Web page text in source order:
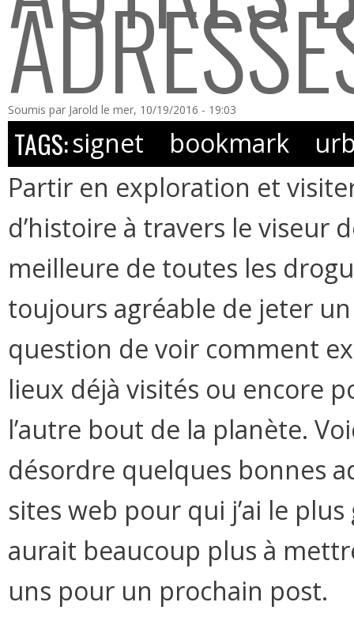
Soumis par Jarold le mer, 10/19/2016 - 19:03
TAGS:signet bookmark
Partir en exploration et
d’histoire à travers le viseur
meilleure de toutes les
toujours agréable de jeter
question de voir comment
lieux déjà visités ou encore
l’autre bout de la planète.
désordre quelques bonnes
sites web pour qui j’ai le
aurait beaucoup plus à
uns pour un prochain post.